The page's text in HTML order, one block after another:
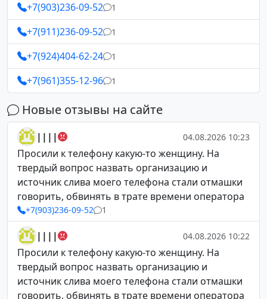
+7(903)236-09-52 1
+7(911)236-09-52 1
+7(924)404-62-24 1
+7(961)355-12-96 1
Новые отзывы на сайте
|||| 04.08.2026 10:23
Просили к телефону какую-то женщину. На
твердый вопрос назвать организацию и
источник слива моего телефона стали отмашки
говорить, обвинять в трате времени оператора
+7(903)236-09-52 1
|||| 04.08.2026 10:22
Просили к телефону какую-то женщину. На
твердый вопрос назвать организацию и
источник слива моего телефона стали отмашки
говорить, обвинять в трате времени оператора